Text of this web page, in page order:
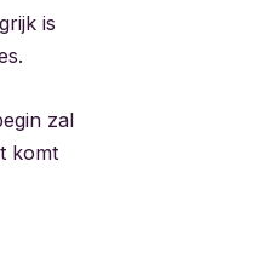
is
zal
komt